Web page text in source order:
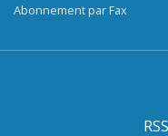
Abonnement par Fax